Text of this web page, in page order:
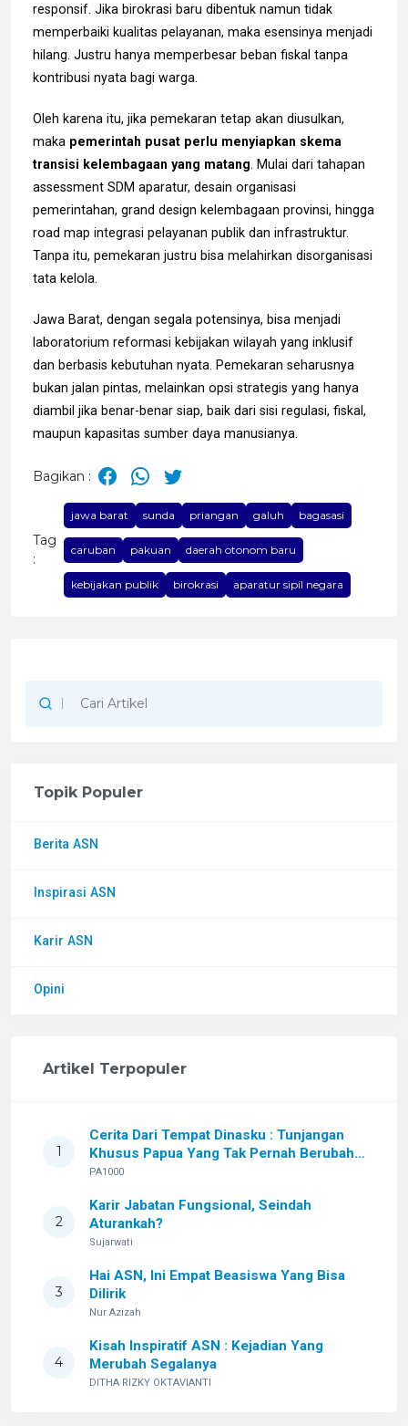
responsif. Jika birokrasi baru dibentuk namun tidak
memperbaiki kualitas pelayanan, maka esensinya menjadi
hilang. Justru hanya memperbesar beban fiskal tanpa
kontribusi nyata bagi warga.
Oleh karena itu, jika pemekaran tetap akan diusulkan,
maka pemerintah pusat perlu menyiapkan skema
transisi kelembagaan yang matang . Mulai dari tahapan
assessment SDM aparatur, desain organisasi
pemerintahan, grand design kelembagaan provinsi, hingga
road map integrasi pelayanan publik dan infrastruktur.
Tanpa itu, pemekaran justru bisa melahirkan disorganisasi
tata kelola.
Jawa Barat, dengan segala potensinya, bisa menjadi
laboratorium reformasi kebijakan wilayah yang inklusif
dan berbasis kebutuhan nyata. Pemekaran seharusnya
bukan jalan pintas, melainkan opsi strategis yang hanya
diambil jika benar-benar siap, baik dari sisi regulasi, fiskal,
maupun kapasitas sumber daya manusianya.
Bagikan :
Tag
:
jawa barat sunda priangan galuh bagasasi
caruban pakuan daerah otonom baru
kebijakan publik birokrasi aparatur sipil negara
Topik Populer
Berita ASN
Inspirasi ASN
Karir ASN
Opini
Artikel Terpopuler
1
Cerita Dari Tempat Dinasku : Tunjangan
Khusus Papua Yang Tak Pernah Berubah
Setelah Sekian Lama
PA1000
2
Karir Jabatan Fungsional, Seindah
Aturankah?
Sujarwati
3
Hai ASN, Ini Empat Beasiswa Yang Bisa
Dilirik
Nur Azizah
4
Kisah Inspiratif ASN : Kejadian Yang
Merubah Segalanya
DITHA RIZKY OKTAVIANTI